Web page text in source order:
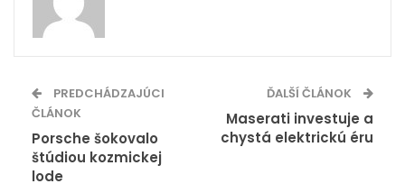
PREDCHÁDZAJÚCI
ČLÁNOK
Porsche šokovalo
štúdiou kozmickej
lode
ĎALŠÍ ČLÁNOK
Maserati investuje a
chystá elektrickú éru